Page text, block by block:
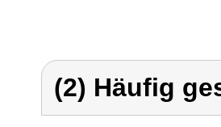
(2) Häufig